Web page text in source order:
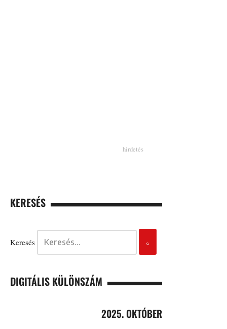
KERESÉS
Keresés
DIGITÁLIS KÜLÖNSZÁM
2025. OKTÓBER